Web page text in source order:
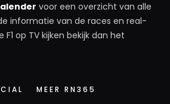
voor een overzicht van alle
informatie van de races en real-
op TV kijken bekijk dan het
MEER RN365